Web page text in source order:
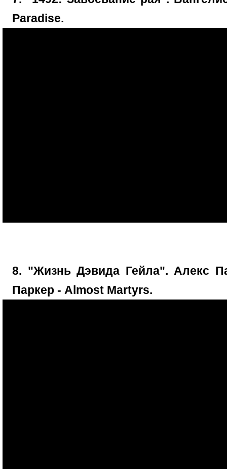
Paradise.
8. "Жизнь Дэвида Гейла". Алекс
Паркер - Almost Martyrs.